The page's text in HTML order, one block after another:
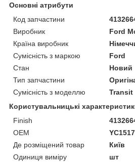
Основні атрибути
Код запчастини
Виробник
Ford
Країна виробник
Сумісність з маркою
Ford
Стан
Новий
Тип запчастини
Сумісність з моделлю
Transit
Користувальницькі
Finish
OEM
Де розміщений товар
Київ
Одиниця виміру
шт